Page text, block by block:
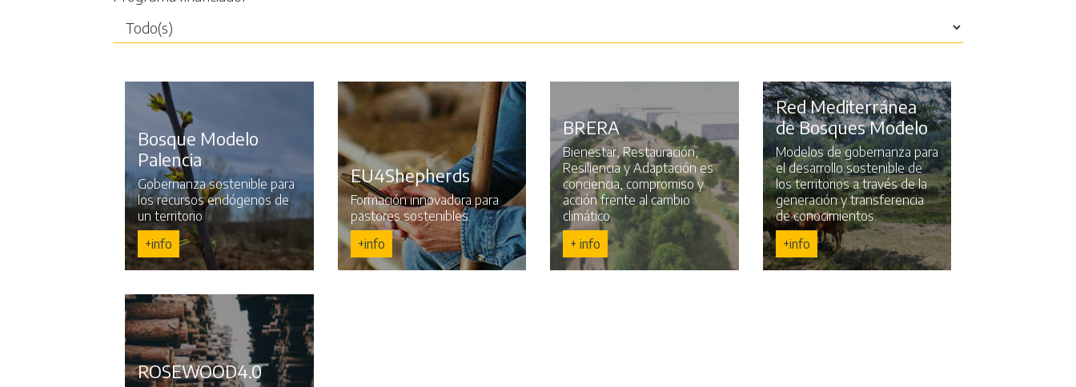
Bosque Modelo
Palencia
Gobernanza sostenible para
los recursos endógenos de
un territorio
+info
EU4Shepherds
Formación innovadora para
pastores sostenibles.
+info
BRERA
Bienestar, Restauración,
Resiliencia y Adaptación es
conciencia, compromiso y
acción frente al cambio
climático.
+ info
Red Mediterránea
de Bosques Modelo
Modelos de gobernanza para
el desarrollo sostenible de
los territorios a través de la
generación y transferencia
de conocimientos.
+info
ROSEWOOD4.0